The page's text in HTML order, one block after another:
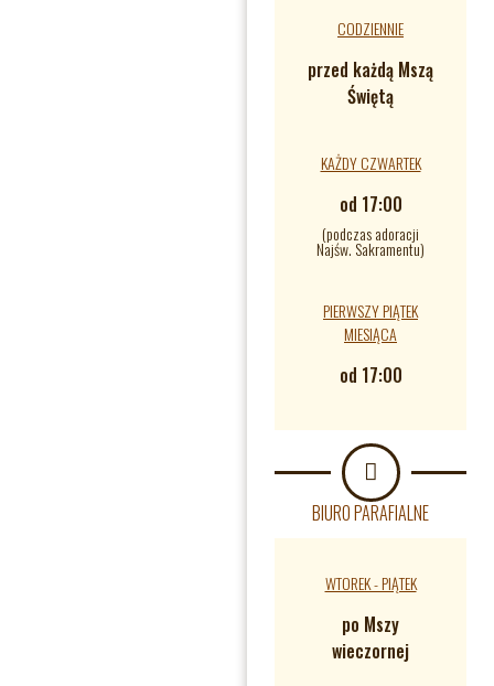
CODZIENNIE
przed każdą Mszą
Świętą
KAŻDY CZWARTEK
od 17:00
(podczas adoracji
Najśw. Sakramentu)
PIERWSZY PIĄTEK
MIESIĄCA
od 17:00
BIURO PARAFIALNE
WTOREK - PIĄTEK
po Mszy
wieczornej